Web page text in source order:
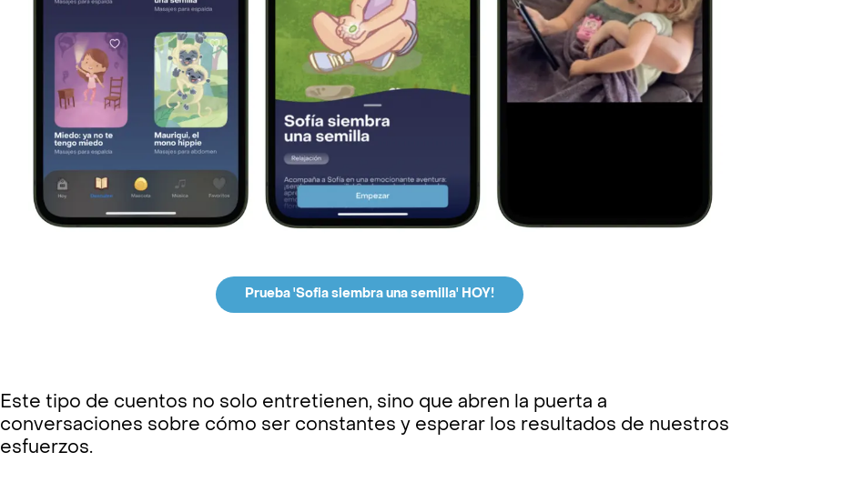
Prueba 'Sofia siembra una semilla' HOY!
Este tipo de cuentos no solo entretienen, sino que abren la puerta a
conversaciones sobre cómo ser constantes y esperar los resultados de nuestros
esfuerzos.